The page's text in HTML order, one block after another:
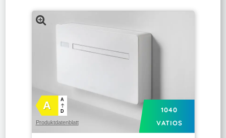
1040
VATIOS
A A
D
Produktdatenblatt